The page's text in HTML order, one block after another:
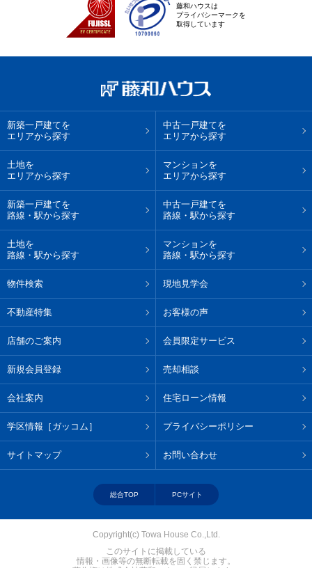
藤和ハウスは
プライバシーマークを
取得しています
新築一戸建てを
エリアから探す
中古一戸建てを
エリアから探す
土地を
エリアから探す
マンションを
エリアから探す
新築一戸建てを
路線・駅から探す
中古一戸建てを
路線・駅から探す
土地を
路線・駅から探す
マンションを
路線・駅から探す
物件検索 現地見学会
不動産特集 お客様の声
店舗のご案内 会員限定サービス
新規会員登録 売却相談
会社案内 住宅ローン情報
学区情報［ガッコム］ プライバシーポリシー
サイトマップ お問い合わせ
総合TOP PCサイト
Copyright(c) Towa House Co.,Ltd.
このサイトに掲載している
情報・画像等の無断転載を固く禁じます。